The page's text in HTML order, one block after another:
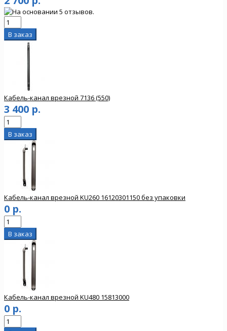
Кабель-канал врезной 7136 (550)
3 400 р.
Кабель-канал врезной KU260 16120301150 без упаковки
0 р.
Кабель-канал врезной KU480 15813000
0 р.